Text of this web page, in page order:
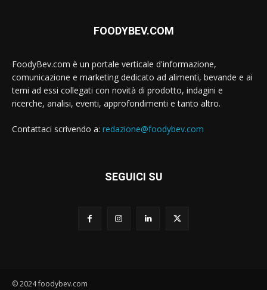
FOODYBEV.COM
FoodyBev.com è un portale verticale d'informazione,
comunicazione e marketing dedicato ad alimenti, bevande e ai
temi ad essi collegati con novità di prodotto, indagini e
ricerche, analisi, eventi, approfondimenti e tanto altro.
Contattaci scrivendo a: redazione@foodybev.com
SEGUICI SU
© 2024 foodybev.com